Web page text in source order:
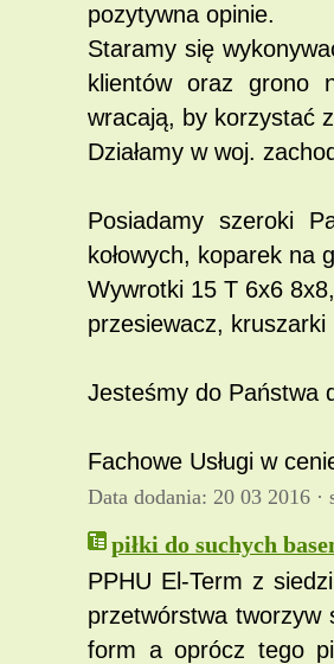
pozytywna opinie.
Staramy się
klientów oraz grono
wracają, by korzystać
Działamy w woj.
Posiadamy szeroki
kołowych, koparek na
Wywrotki 15 T 6x6
przesiewacz, kruszarki
Jesteśmy do Państwa
Fachowe Usługi w
Data dodania: 20 03 2016 ·
piłki do suchych
PPHU El-Term z
przetwórstwa tworzyw
form a oprócz tego